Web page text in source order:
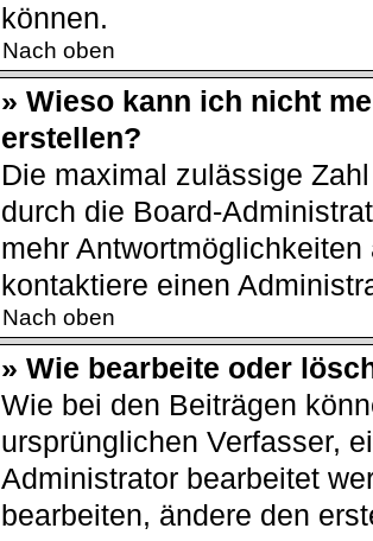
können.
Nach oben
» Wieso kann ich nicht
erstellen?
Die maximal zulässige
durch die Board-
mehr
kontaktiere einen
Nach oben
» Wie bearbeite oder
Wie bei den Beiträgen
ursprünglichen Verfasser,
Administrator bearbeitet
bearbeiten, ändere den